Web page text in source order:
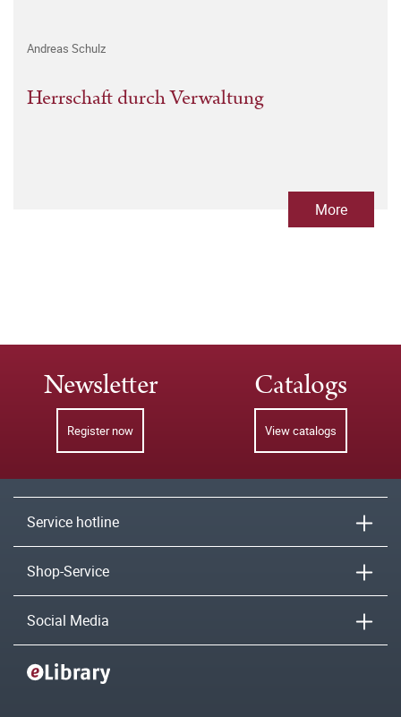
Andreas Schulz
Herrschaft durch Verwaltung
More
Newsletter
Register now
Catalogs
View catalogs
Service hotline
Shop-Service
Social Media